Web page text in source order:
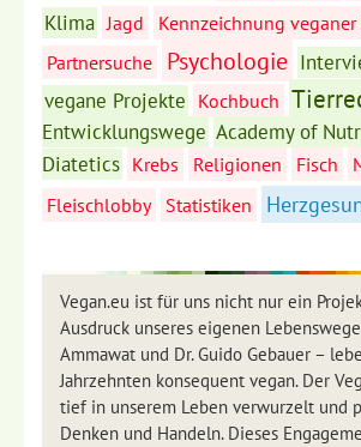
Klima Jagd
Kennzeichnung
Partnersuche
Psychologie
vegane Projekte Kochbuch
Entwicklungswege Academy of
Diatetics Krebs Religionen Fisch
Fleischlobby
Statistiken
Vegan.eu ist für uns nicht nur ein
Ausdruck unseres eigenen
Ammawat und Dr. Guido Gebauer –
Jahrzehnten konsequent vegan. Der
tief in unserem Leben verwurzelt und
Denken und Handeln. Dieses